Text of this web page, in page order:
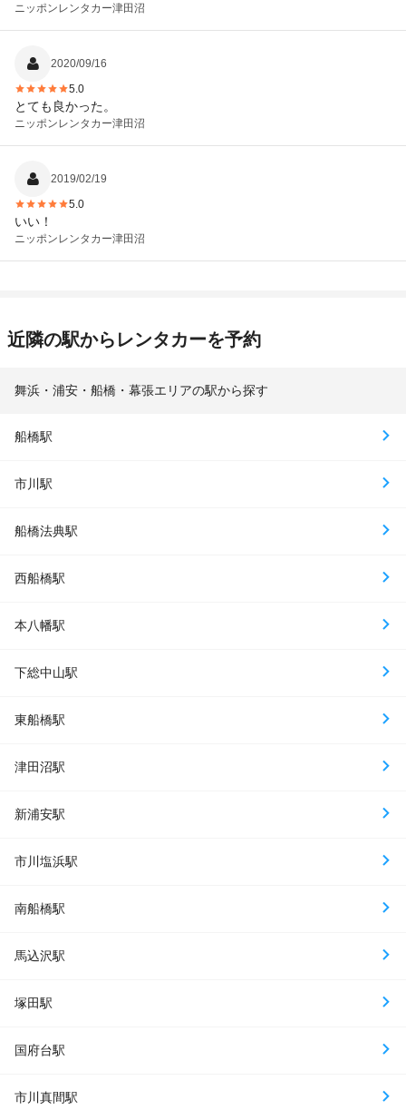
ら、と言ってくれてとても親切でした。 会社の方針に変化があっ
たのですかネ。 千葉から青森県鯵ヶ沢まで5日掛けて往復すると
れました。 もし、その女性の言う通りゲージに閉じ込めたままだ
と、それって動物虐待では？ もう少し幅を持って、お客様に当た
っても良い のでは？
ニッポンレンタカー津田沼
2020/09/16
5.0
とても良かった。
ニッポンレンタカー津田沼
2019/02/19
5.0
いい！
ニッポンレンタカー津田沼
近隣の駅からレンタカーを予約
舞浜・浦安・船橋・幕張エリアの駅から探す
船橋駅
市川駅
船橋法典駅
西船橋駅
本八幡駅
下総中山駅
東船橋駅
津田沼駅
新浦安駅
市川塩浜駅
南船橋駅
馬込沢駅
塚田駅
国府台駅
市川真間駅